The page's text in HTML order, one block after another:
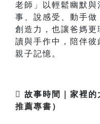
老師」以輕鬆幽默
事、說感受、動手
創造力，也讓爸媽
讀與手作中，陪伴
親子記憶。
 故事時間｜家裡的
推薦專書 ）